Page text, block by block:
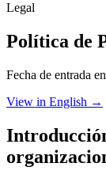
Legal
Política de
Fecha de entrada
View in English →